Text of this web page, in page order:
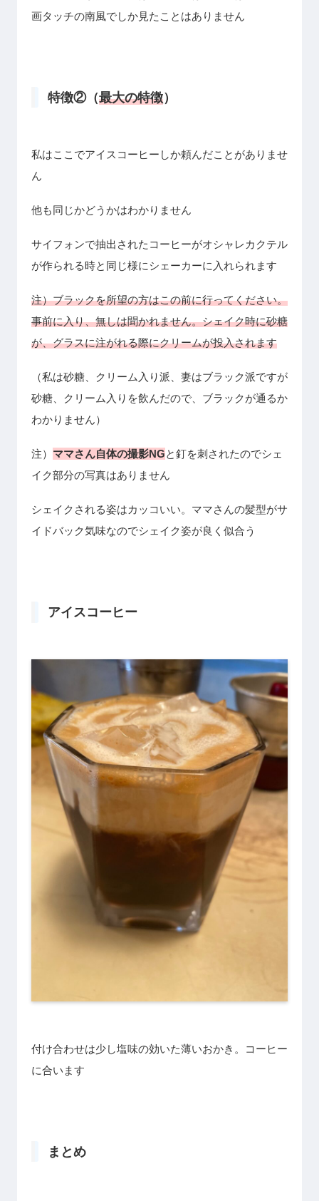
画タッチの南風でしか見たことはありません
特徴②（最大の特徴）
私はここでアイスコーヒーしか頼んだことがありませ
ん
他も同じかどうかはわかりません
サイフォンで抽出されたコーヒーがオシャレカクテル
が作られる時と同じ様にシェーカーに入れられます
注）ブラックを所望の方はこの前に行ってください。
事前に入り、無しは聞かれません。シェイク時に砂糖
が、グラスに注がれる際にクリームが投入されます
（私は砂糖、クリーム入り派、妻はブラック派ですが
砂糖、クリーム入りを飲んだので、ブラックが通るか
わかりません）
注） ママさん自体の撮影NGと釘を刺されたのでシェ
イク部分の写真はありません
シェイクされる姿はカッコいい。ママさんの髪型がサ
イドバック気味なのでシェイク姿が良く似合う
アイスコーヒー
付け合わせは少し塩味の効いた薄いおかき。コーヒー
に合います
まとめ